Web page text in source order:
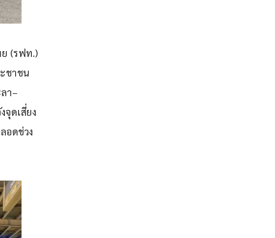
ย (รฟท.)
ชาชน
า–
จุดเสี่ยง
อดช่วง